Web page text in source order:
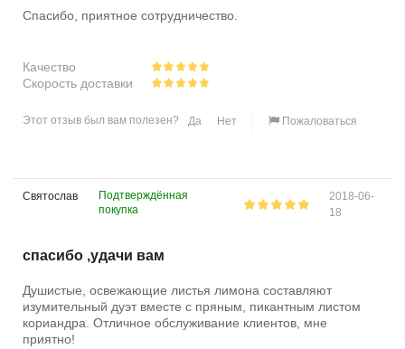
Спасибо, приятное сотрудничество.
Качество
Скорость доставки
Этот отзыв был вам полезен? Да Нет Пожаловаться
Святослав
Подтверждённая
покупка
2018-06-
18
спасибо ,удачи вам
Душистые, освежающие листья лимона составляют
изумительный дуэт вместе с пряным, пикантным листом
кориандра. Отличное обслуживание клиентов, мне
приятно!